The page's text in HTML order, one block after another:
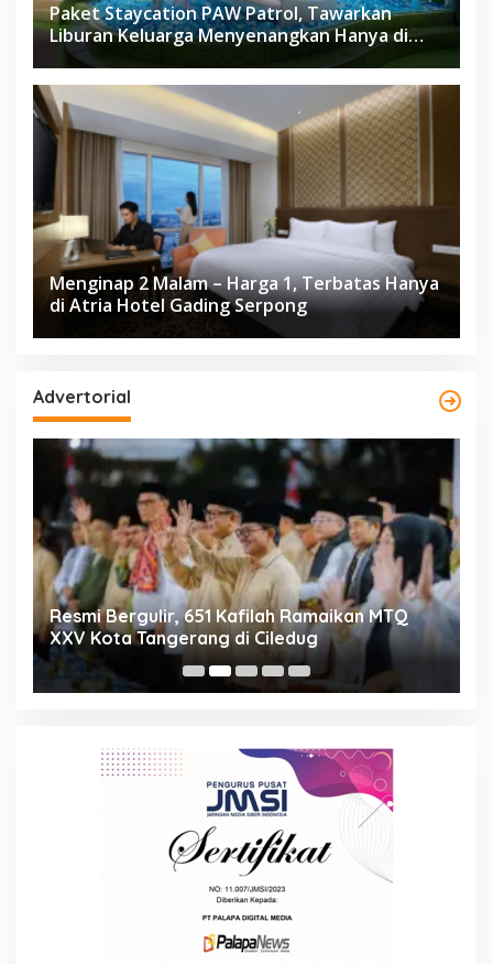
Paket Staycation PAW Patrol, Tawarkan
Liburan Keluarga Menyenangkan Hanya di
Herloom Hotel BSD
Menginap 2 Malam – Harga 1, Terbatas Hanya
di Atria Hotel Gading Serpong
Advertorial
Resmi Bergulir, 651 Kafilah Ramaikan MTQ
XXV Kota Tangerang di Ciledug